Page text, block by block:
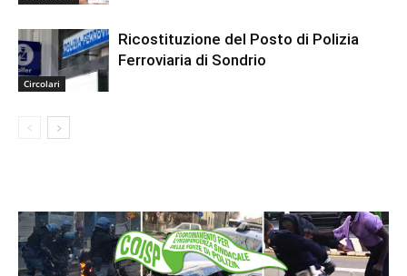
Circolari
Ricostituzione del Posto di Polizia
Ferroviaria di Sondrio